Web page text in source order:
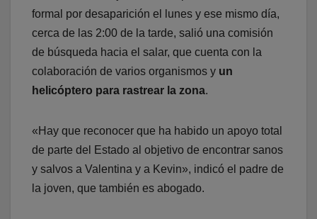
formal por desaparición el lunes y ese mismo día,
cerca de las 2:00 de la tarde, salió una comisión
de búsqueda hacia el salar, que cuenta con la
colaboración de varios organismos y un
helicóptero para rastrear la zona.
«Hay que reconocer que ha habido un apoyo total
de parte del Estado al objetivo de encontrar sanos
y salvos a Valentina y a Kevin», indicó el padre de
la joven, que también es abogado.